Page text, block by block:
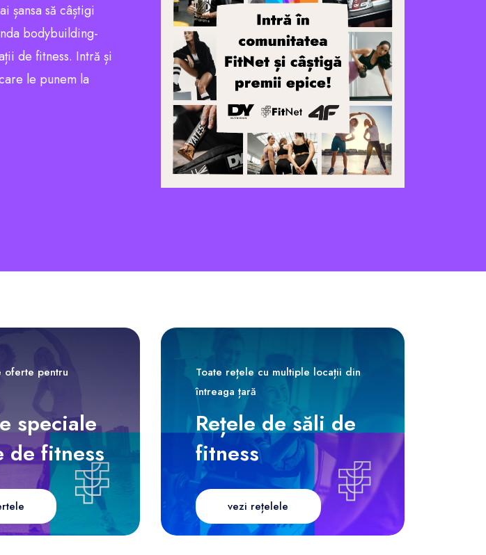
șansa să câștigi
bodybuilding-
de fitness. Intră și
le punem la
oferte pentru
speciale
de fitness
Toate rețele cu multiple locații din
întreaga țară
Rețele de săli de
fitness
vezi rețelele